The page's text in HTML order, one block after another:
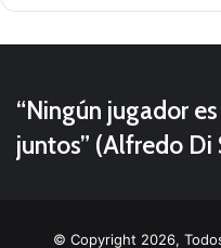
“Ningún jugador
juntos” (Alfredo Di
© Copyright 2026,